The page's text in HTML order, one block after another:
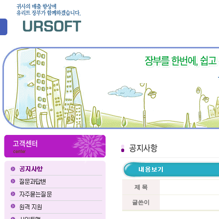
제 목
글쓴이